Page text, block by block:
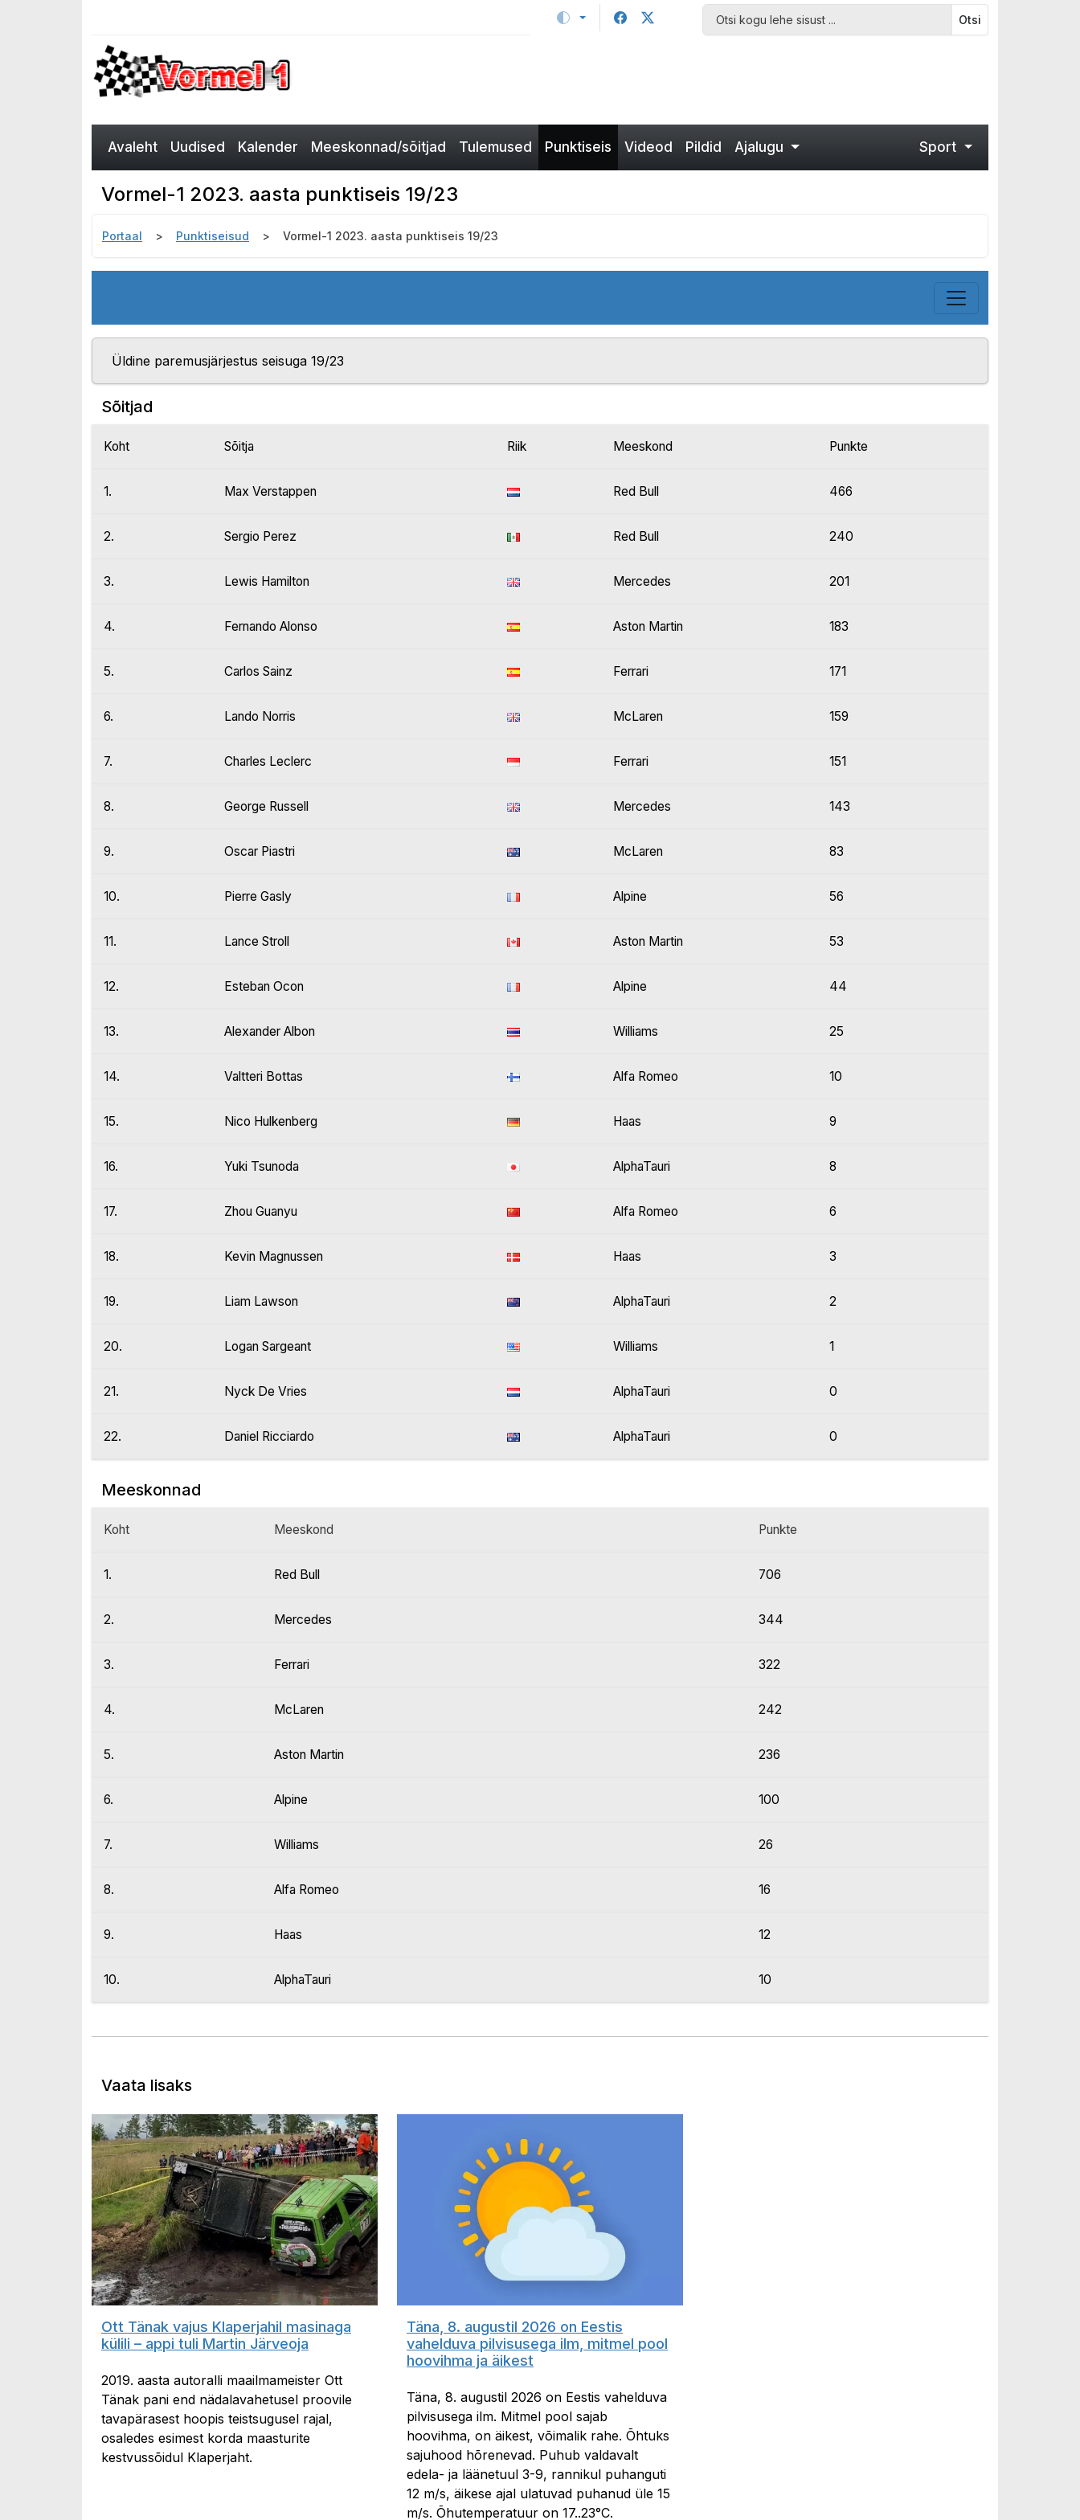
Otsi
Avaleht Uudised Kalender Meeskonnad/sõitjad Tulemused Punktiseis Videod Pildid Ajalugu Sport
Vormel-1 2023. aasta punktiseis 19/23
Portaal Punktiseisud Vormel-1 2023. aasta punktiseis 19/23
Üldine paremusjärjestus seisuga 19/23
Sõitjad
Koht Sõitja Riik Meeskond Punkte
1. Max Verstappen Red Bull 466
2. Sergio Perez Red Bull 240
3. Lewis Hamilton Mercedes 201
4. Fernando Alonso Aston Martin 183
5. Carlos Sainz Ferrari 171
6. Lando Norris McLaren 159
7. Charles Leclerc Ferrari 151
8. George Russell Mercedes 143
9. Oscar Piastri McLaren 83
10. Pierre Gasly Alpine 56
11. Lance Stroll Aston Martin 53
12. Esteban Ocon Alpine 44
13. Alexander Albon Williams 25
14. Valtteri Bottas Alfa Romeo 10
15. Nico Hulkenberg Haas 9
16. Yuki Tsunoda AlphaTauri 8
17. Zhou Guanyu Alfa Romeo 6
18. Kevin Magnussen Haas 3
19. Liam Lawson AlphaTauri 2
20. Logan Sargeant Williams 1
21. Nyck De Vries AlphaTauri 0
22. Daniel Ricciardo AlphaTauri 0
Meeskonnad
Koht Meeskond Punkte
1. Red Bull 706
2. Mercedes 344
3. Ferrari 322
4. McLaren 242
5. Aston Martin 236
6. Alpine 100
7. Williams 26
8. Alfa Romeo 16
9. Haas 12
10. AlphaTauri 10
Vaata lisaks
Ott Tänak vajus Klaperjahil masinaga
külili – appi tuli Martin Järveoja
2019. aasta autoralli maailmameister Ott
Tänak pani end nädalavahetusel proovile
tavapärasest hoopis teistsugusel rajal,
osaledes esimest korda maasturite
kestvussõidul Klaperjaht.
Täna, 8. augustil 2026 on Eestis
vahelduva pilvisusega ilm, mitmel pool
hoovihma ja äikest
Täna, 8. augustil 2026 on Eestis vahelduva
pilvisusega ilm. Mitmel pool sajab
hoovihma, on äikest, võimalik rahe. Õhtuks
sajuhood hõrenevad. Puhub valdavalt
edela- ja läänetuul 3-9, rannikul puhanguti
12 m/s, äikese ajal ulatuvad puhanud üle 15
m/s. Õhutemperatuur on 17..23°C.